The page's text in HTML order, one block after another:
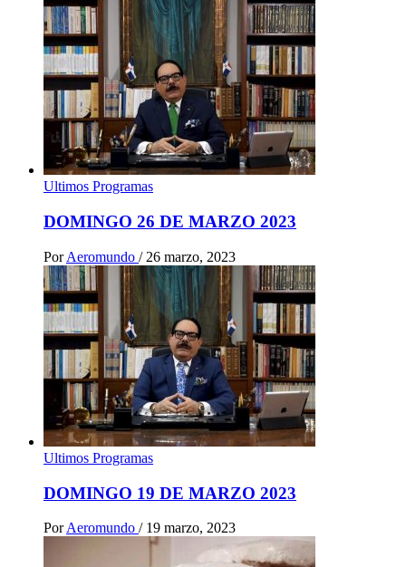
Ultimos Programas
DOMINGO 26 DE MARZO 2023
Por Aeromundo / 26 marzo, 2023
Ultimos Programas
DOMINGO 19 DE MARZO 2023
Por Aeromundo / 19 marzo, 2023